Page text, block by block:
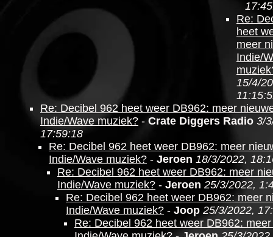
Re:
heet
meer
Indie/
15/4/
Re: Decibel 962 heet weer DB962: meer
Indie/Wave muziek? - Crate Diggers Radio 3/
17:59:18
Re: Decibel 962 heet weer DB962: meer
Indie/Wave muziek? - Jeroen 18/3/2022,
Re: Decibel 962 heet weer DB962: meer
Indie/Wave muziek? - Jeroen 25/3/2022,
Re: Decibel 962 heet weer DB962: meer
Indie/Wave muziek? - Joop 25/3/2022,
Re: Decibel 962 heet weer DB962: